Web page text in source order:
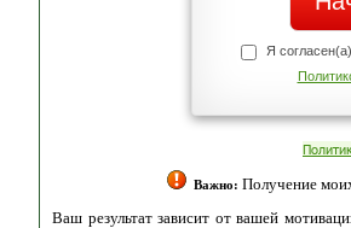
Я
Важно: Получение
Ваш результат зависит от вашей